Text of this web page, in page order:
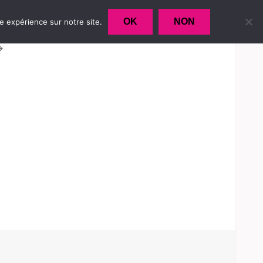
expérience sur notre site. OK NON